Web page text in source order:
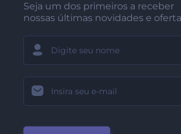
Seja um dos primeiros a receber
nossas últimas novidades e